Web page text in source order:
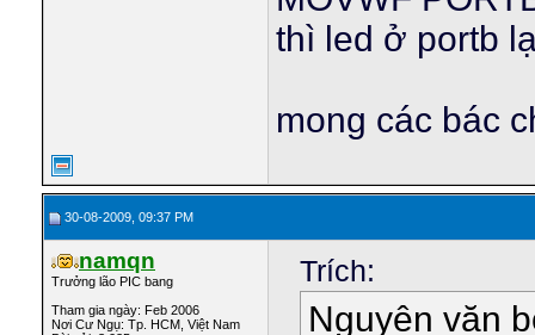
thì led ở portb
mong các bác
30-08-2009, 09:37 PM
namqn
Trưởng lão PIC bang
Tham gia ngày: Feb 2006
Nơi Cư Ngụ: Tp. HCM, Việt Nam
Trích:
Nguyên văn